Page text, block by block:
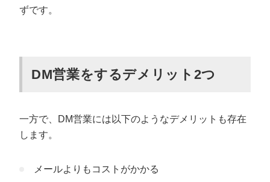
ずです。
DM営業をするデメリット2つ
一方で、DM営業には以下のようなデメリットも存在
します。
メールよりもコストがかかる